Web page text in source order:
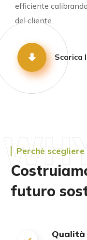
efficiente
del cliente.
Scarica
Perchè scegliere
futuro